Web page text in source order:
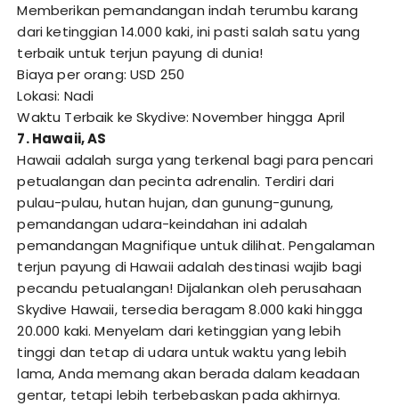
Memberikan pemandangan indah terumbu karang
dari ketinggian 14.000 kaki, ini pasti salah satu yang
terbaik untuk terjun payung di dunia!
Biaya per orang: USD 250
Lokasi: Nadi
Waktu Terbaik ke Skydive: November hingga April
7. Hawaii, AS
Hawaii adalah surga yang terkenal bagi para pencari
petualangan dan pecinta adrenalin. Terdiri dari
pulau-pulau, hutan hujan, dan gunung-gunung,
pemandangan udara-keindahan ini adalah
pemandangan Magnifique untuk dilihat. Pengalaman
terjun payung di Hawaii adalah destinasi wajib bagi
pecandu petualangan! Dijalankan oleh perusahaan
Skydive Hawaii, tersedia beragam 8.000 kaki hingga
20.000 kaki. Menyelam dari ketinggian yang lebih
tinggi dan tetap di udara untuk waktu yang lebih
lama, Anda memang akan berada dalam keadaan
gentar, tetapi lebih terbebaskan pada akhirnya.